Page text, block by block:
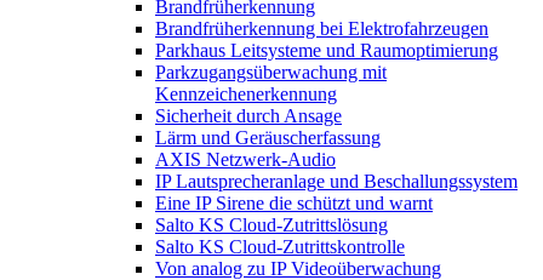
Brandfrüherkennung
Brandfrüherkennung bei Elektrofahrzeugen
Parkhaus Leitsysteme und Raumoptimierung
Parkzugangsüberwachung mit
Kennzeichenerkennung
Sicherheit durch Ansage
Lärm und Geräuscherfassung
AXIS Netzwerk-Audio
IP Lautsprecheranlage und Beschallungssystem
Eine IP Sirene die schützt und warnt
Salto KS Cloud-Zutrittslösung
Salto KS Cloud-Zutrittskontrolle
Von analog zu IP Videoüberwachung